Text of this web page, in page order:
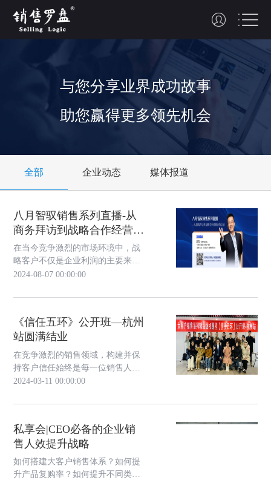
与您分享业界成功故事
助您赢得更多领先机会
全部 企业动态 媒体报道
八月智驭销售系列直播-从
商务拜访到战略合作经营进
阶之旅
在当今竞争激烈的市场环境中，战
略客户不仅是企业利润的主要来
源，更是推动企业持续成长的关键
户经营管理的挑战，深化与战略客
略客户经营”系列直播助力您推动企
业持续增长。
2024-08-07 00:00:00
《信任五环》公开班—杭州
站圆满结业
在竞争激烈的销售领域，构建并保
持客户信任始终是每一位销售人员
的核心课题。为了应对这一挑战，
客户为中心”的理念和具有实战指导
人员提供了一把打开客户信任之门
的关键钥匙。 如今，这门课程早已
成为销售罗盘的版权课程之一，并
且已经帮...
2024-03-11 00:00:00
私享会|CEO必备的企业销
售人效提升战略
如何搭建大客户销售体系？如何提
升产品复购率？如何提升不同类型